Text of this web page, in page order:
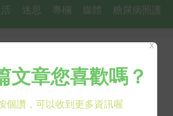
迷思 專欄 媒體 糖尿病照護
腎損傷症狀＋腎臟
X